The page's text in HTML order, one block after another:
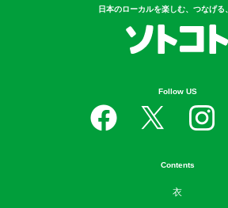
日本のローカルを楽しむ、つなげる
Follow US
Contents
衣